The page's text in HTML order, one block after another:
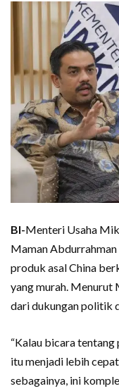
BI-Menteri Usaha
Maman
produk asal China
yang murah. Menurut
dari dukungan politik
“Kalau bicara
itu menjadi lebih
sebagainya, ini